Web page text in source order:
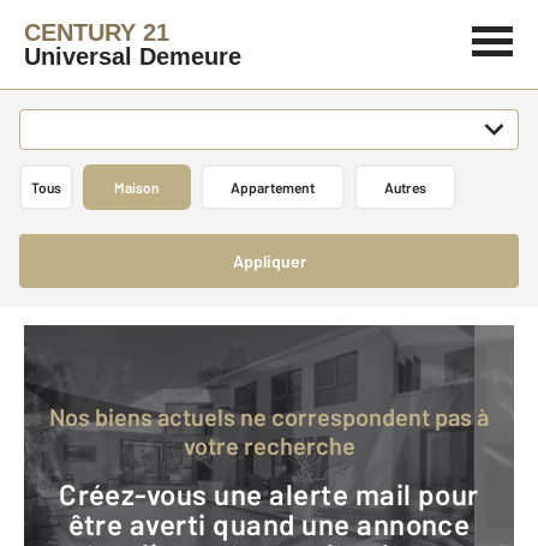
CENTURY 21
Universal Demeure
Tous Maison Appartement Autres
Appliquer
Nos biens actuels ne correspondent pas à
votre recherche
Créez-vous une alerte mail pour
être averti quand une annonce